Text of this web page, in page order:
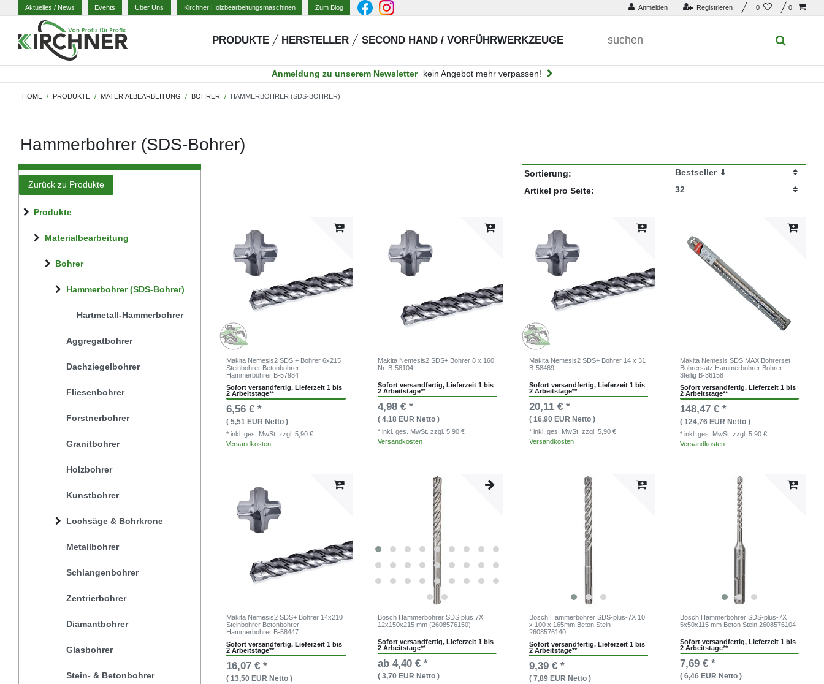
Anmelden Registrieren 0 0
Aktuelles / News Events Über Uns Kirchner Holzbearbeitungsmaschinen Zum Blog
PRODUKTE HERSTELLER SECOND HAND / VORFÜHRWERKZEUGE
Anmeldung zu unserem Newsletter kein Angebot mehr verpassen!
HOME PRODUKTE MATERIALBEARBEITUNG BOHRER HAMMERBOHRER (SDS-BOHRER)
Hammerbohrer (SDS-Bohrer)
Zurück zu Produkte
Produkte
Materialbearbeitung
Bohrer
Aggregatbohrer
Dachziegelbohrer
Fliesenbohrer
Forstnerbohrer
Granitbohrer
Hammerbohrer (SDS-Bohrer)
Hartmetall-Hammerbohrer
Holzbohrer
Kunstbohrer
Lochsäge & Bohrkrone
Metallbohrer
Schlangenbohrer
Zentrierbohrer
Diamantbohrer
Glasbohrer
Stein- & Betonbohrer
Sortierung:
Artikel pro Seite:
Makita Nemesis2 SDS + Bohrer 6x215
Steinbohrer Betonbohrer
Hammerbohrer B-57984
Sofort versandfertig, Lieferzeit 1 bis
2 Arbeitstage**
6,56 € *
( 5,51 EUR Netto )
* inkl. ges. MwSt.zzgl. 5,90 €
Versandkosten
Makita Nemesis2 SDS+ Bohrer 8 x 160
Nr. B-58104
Sofort versandfertig, Lieferzeit 1 bis
2 Arbeitstage**
4,98 € *
( 4,18 EUR Netto )
* inkl. ges. MwSt. zzgl. 5,90 €
Versandkosten
Makita Nemesis2 SDS+ Bohrer 14 x 31
B-58469
Sofort versandfertig, Lieferzeit 1 bis
2 Arbeitstage**
20,11 € *
( 16,90 EUR Netto )
* inkl. ges. MwSt. zzgl. 5,90 €
Versandkosten
Makita Nemesis SDS MAX Bohrerset
Bohrersatz Hammerbohrer Bohrer
3teilig B-36158
Sofort versandfertig, Lieferzeit 1 bis
2 Arbeitstage**
148,47 € *
( 124,76 EUR Netto )
* inkl. ges. MwSt.zzgl. 5,90 €
Versandkosten
Makita Nemesis2 SDS+ Bohrer 14x210
Steinbohrer Betonbohrer
Hammerbohrer B-58447
Sofort versandfertig, Lieferzeit 1 bis
2 Arbeitstage**
16,07 € *
( 13,50 EUR Netto )
Bosch Hammerbohrer SDS plus 7X
12x150x215 mm (2608576150)
Sofort versandfertig, Lieferzeit 1 bis
2 Arbeitstage**
ab 4,40 € *
( 3,70 EUR Netto )
Bosch Hammerbohrer SDS-plus-7X 10
x 100 x 165mm Beton Stein
2608576140
Sofort versandfertig, Lieferzeit 1 bis
2 Arbeitstage**
9,39 € *
( 7,89 EUR Netto )
Bosch Hammerbohrer SDS-plus-7X
5x50x115 mm Beton Stein 2608576104
Sofort versandfertig, Lieferzeit 1 bis
2 Arbeitstage**
7,69 € *
( 6,46 EUR Netto )